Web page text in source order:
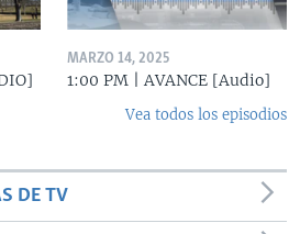
MARZO 14, 2025
1:00 PM | AVANCE [Audio]
Vea todos los episodios
DE TV